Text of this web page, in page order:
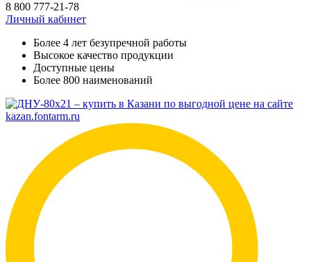
8 800 777-21-78
Личный кабинет
Более 4 лет безупречной работы
Высокое качество продукции
Доступные цены
Более 800 наименований